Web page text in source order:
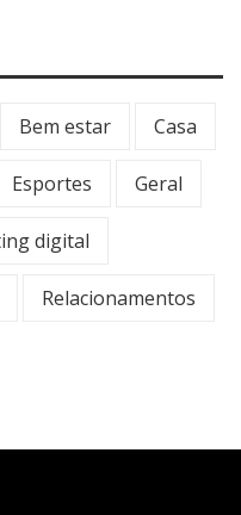
Bem estar Casa
Esportes Geral
digital
Relacionamentos